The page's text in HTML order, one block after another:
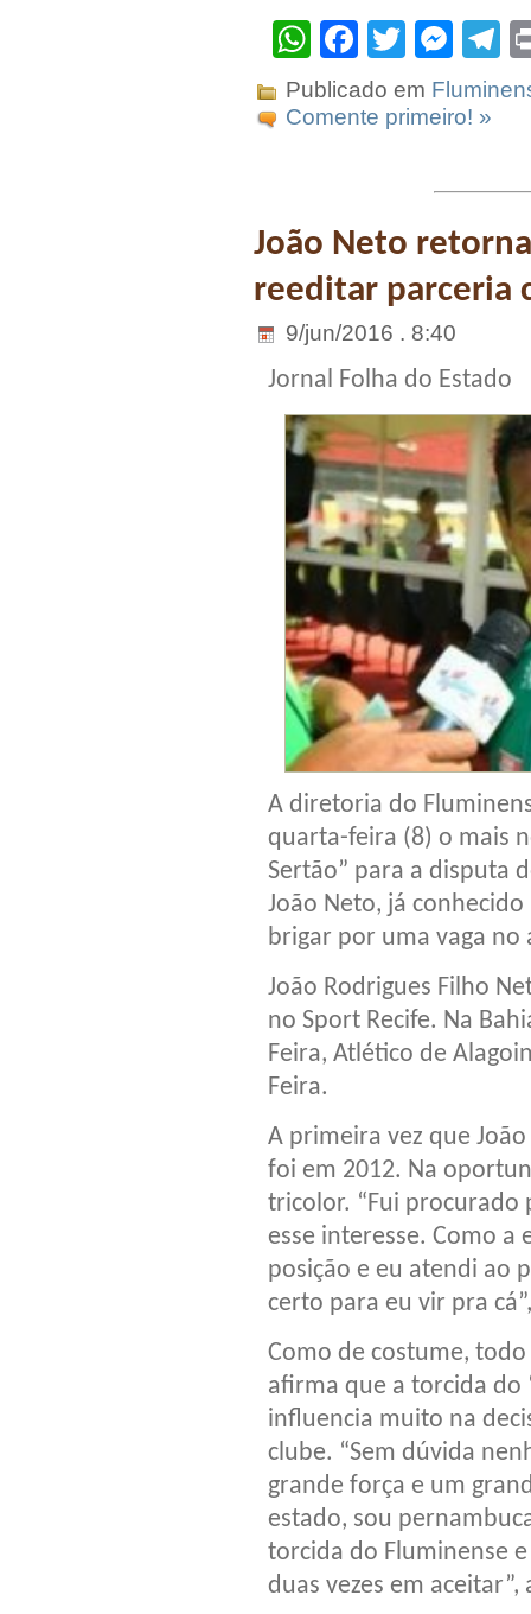
WhatsApp
Facebook
Twitter
Publicado em
Comente primeiro! »
João Neto
reeditar parceria
9/jun/2016 . 8:40
Jornal Folha do Estado
A diretoria do
quarta-feira (8) o mais
Sertão” para a disputa
João Neto, já
brigar por uma vaga
João Rodrigues Filho
no Sport Recife. Na
Feira, Atlético de
Feira.
A primeira vez que
foi em 2012. Na
tricolor. “Fui procurado
esse interesse. Como a
posição e eu atendi ao
certo para eu vir pra
Como de costume,
afirma que a torcida do
influencia muito na
clube. “Sem dúvida
grande força e um
estado, sou
torcida do Fluminense
duas vezes em